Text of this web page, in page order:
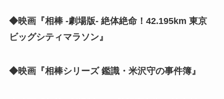
◆映画『相棒 -劇場版- 絶体絶命！42.195km 東京
ビッグシティマラソン』
◆映画『相棒シリーズ 鑑識・米沢守の事件簿』